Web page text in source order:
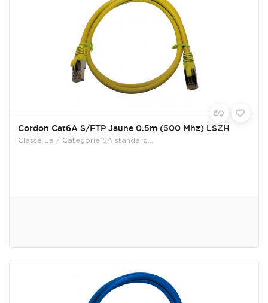
Cordon Cat6A S/FTP Jaune 0.5m (500 Mhz) LSZH
Classe Ea / Catégorie 6A standard...